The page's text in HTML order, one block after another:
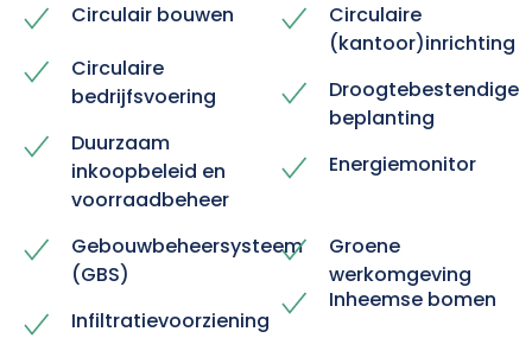
Circulair bouwen
Circulaire
(kantoor)inrichting
Circulaire
bedrijfsvoering
Droogtebestendige
beplanting
Duurzaam
inkoopbeleid en
voorraadbeheer
Energiemonitor
Gebouwbeheersysteem
(GBS)
Groene
werkomgeving
Infiltratievoorziening
Inheemse bomen